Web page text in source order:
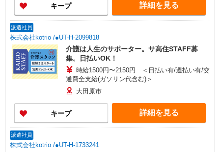
キープ 詳細を見る
派遣社員
株式会社kotrio /●UT-H-2099818
介護は人生のサポーター。サ高住STAFF募
集。日払いOK！
時給1500円〜2150円 ＜日払い有/週払い有/交
通費全支給(ガソリン代含む)＞
大田原市
キープ 詳細を見る
派遣社員
株式会社kotrio /●UT-H-1733241